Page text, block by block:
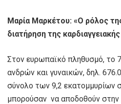
Μαρία Μαρκέτου: «Ο ρόλος
διατήρηση της
Στον ευρωπαϊκό πληθυσμό, το
ανδρών και γυναικών, δηλ.
σύνολο των 9,2 εκατομμυρίων
μπορούσαν να αποδοθούν στην